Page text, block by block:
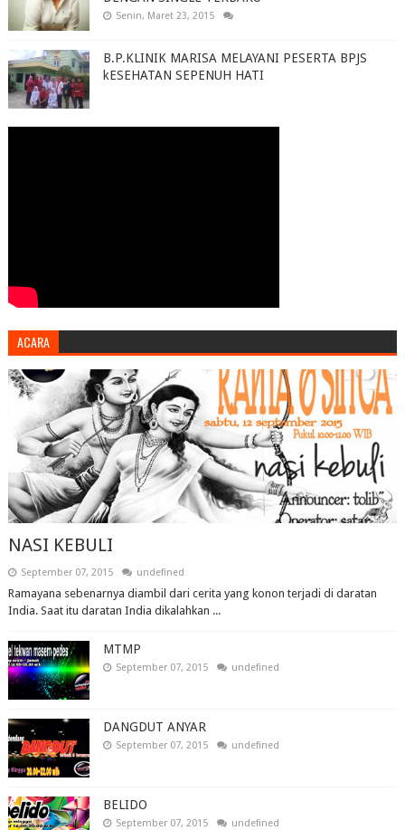
Senin, Maret 23, 2015
B.P.KLINIK MARISA MELAYANI PESERTA BPJS
kESEHATAN SEPENUH HATI
ACARA
NASI KEBULI
September 07, 2015 undefined
Ramayana sebenarnya diambil dari cerita yang konon terjadi di daratan
India. Saat itu daratan India dikalahkan ...
MTMP
September 07, 2015 undefined
DANGDUT ANYAR
September 07, 2015 undefined
BELIDO
September 07, 2015 undefined